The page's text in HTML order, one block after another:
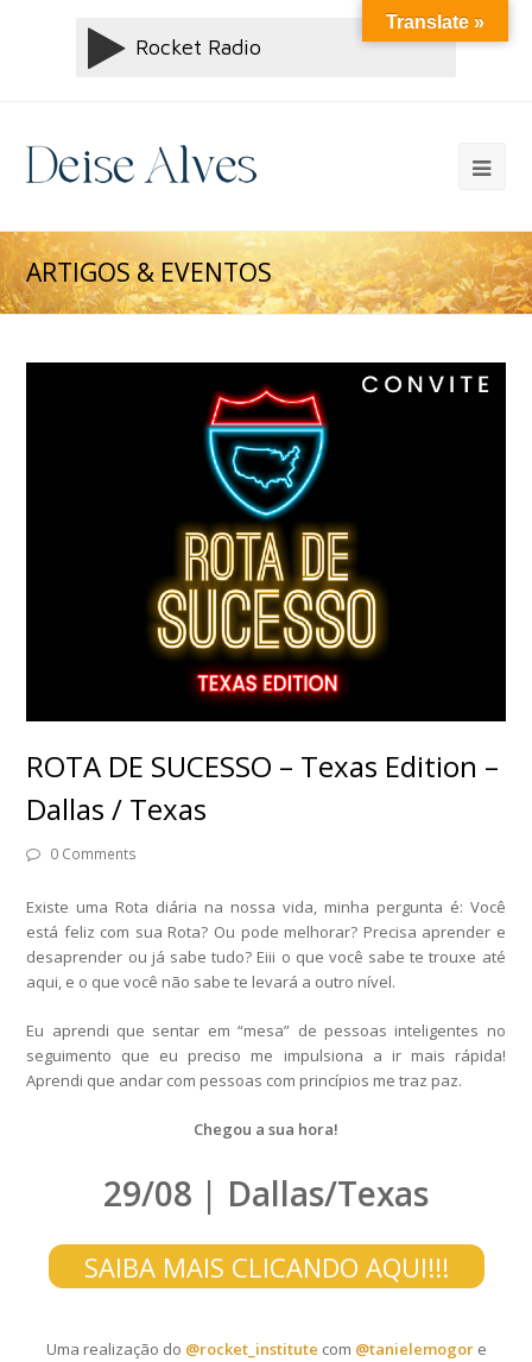
ARTIGOS & EVENTOS
ROTA DE SUCESSO – Texas Edition –
Dallas / Texas
0 Comments
Existe uma Rota diária na nossa vida, minha pergunta é: Você
está feliz com sua Rota? Ou pode melhorar? Precisa aprender e
desaprender ou já sabe tudo? Eiii o que você sabe te trouxe até
aqui, e o que você não sabe te levará a outro nível.
Eu aprendi que sentar em “mesa” de pessoas inteligentes no
seguimento que eu preciso me impulsiona a ir mais rápida!
Aprendi que andar com pessoas com princípios me traz paz.
Chegou a sua hora!
29/08 | Dallas/Texas
SAIBA MAIS CLICANDO AQUI!!!
Uma realização do @rocket_institute com @tanielemogore
Translate »